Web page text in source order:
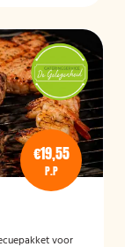
€19,55
P.P
voor